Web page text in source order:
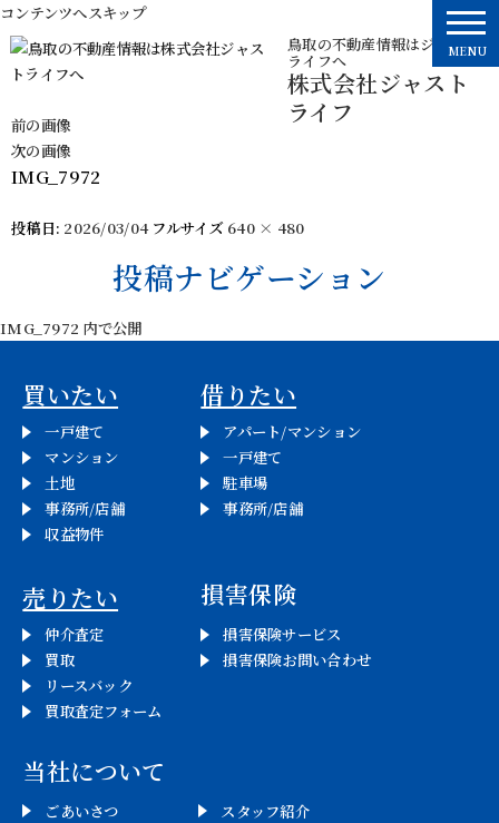
コンテンツへスキップ
鳥取の不動産情報はジャスト
ライフへ
株式会社ジャスト
ライフ
MENU
前の画像
次の画像
IMG_7972
投稿日: 2026/03/04 フルサイズ 640 × 480
投稿ナビゲーション
IMG_7972 内で公開
買いたい
一戸建て
マンション
土地
事務所/店舗
収益物件
借りたい
アパート/マンション
一戸建て
駐車場
事務所/店舗
売りたい
仲介査定
買取
リースバック
買取査定フォーム
損害保険
損害保険サービス
損害保険お問い合わせ
当社について
ごあいさつ
スタッフ紹介